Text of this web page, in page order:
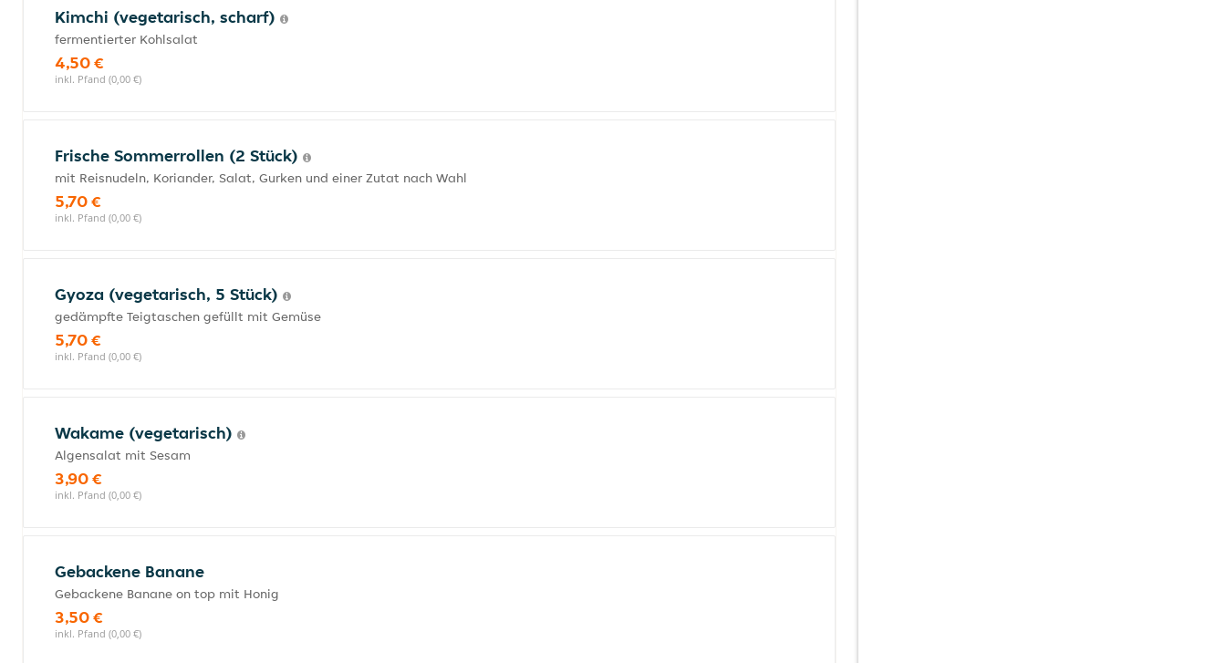
Kimchi (vegetarisch, scharf)
fermentierter Kohlsalat
4,50 €
inkl. Pfand (0,00 €)
Frische Sommerrollen (2 Stück)
mit Reisnudeln, Koriander, Salat, Gurken und einer Zutat nach Wahl
5,70 €
inkl. Pfand (0,00 €)
Gyoza (vegetarisch, 5 Stück)
gedämpfte Teigtaschen gefüllt mit Gemüse
5,70 €
inkl. Pfand (0,00 €)
Wakame (vegetarisch)
Algensalat mit Sesam
3,90 €
inkl. Pfand (0,00 €)
Gebackene Banane
Gebackene Banane on top mit Honig
3,50 €
inkl. Pfand (0,00 €)